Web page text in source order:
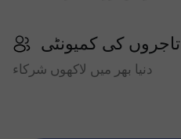
تاجروں کی کمیونٹی
دنیا بھر میں لاکھوں شرکاء